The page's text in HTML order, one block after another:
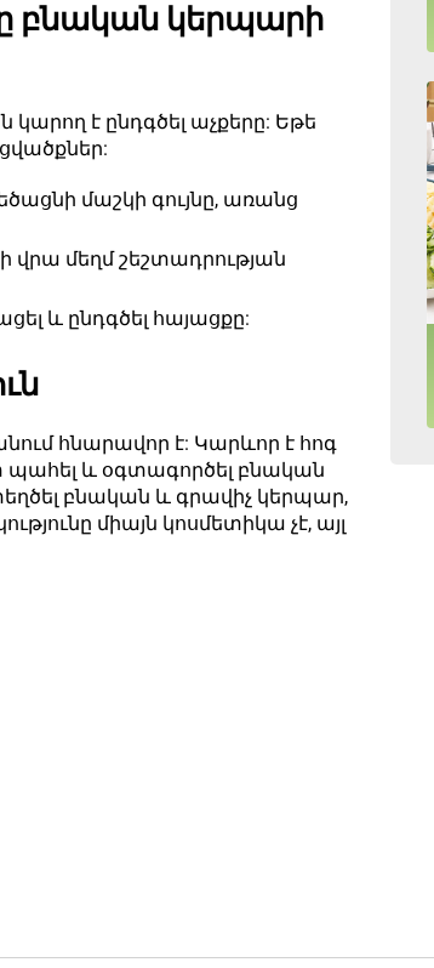
բնական կերպարի
կարող է ընդգծել աչքերը: Եթե
մաշկի գույնը, առանց
վրա մեղմ շեշտադրության
և ընդգծել հայացքը:
հնարավոր է: Կարևոր է հոգ
պահել և օգտագործել բնական
բնական և գրավիչ կերպար,
միայն կոսմետիկա չէ, այլ